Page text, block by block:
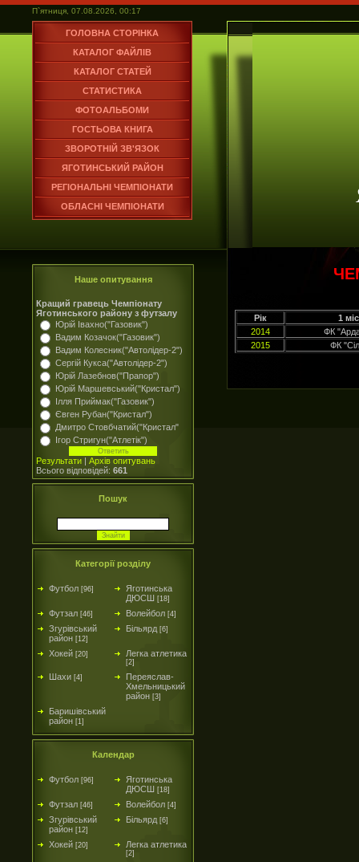
П`ятниця, 07.08.2026, 00:17
ГОЛОВНА СТОРІНКА
КАТАЛОГ ФАЙЛІВ
КАТАЛОГ СТАТЕЙ
СТАТИСТИКА
ФОТОАЛЬБОМИ
ГОСТЬОВА КНИГА
ЗВОРОТНІЙ ЗВ'ЯЗОК
ЯГОТИНСЬКИЙ РАЙОН
РЕГІОНАЛЬНІ ЧЕМПІОНАТИ
ОБЛАСНІ ЧЕМПІОНАТИ
Наше опитування
Кращий гравець Чемпіонату
Яготинського району з футзалу
Юрій Івахно("Газовик")
Вадим Козачок("Газовик")
Вадим Колесник("Автолідер-2")
Сергій Кукса("Автолідер-2")
Юрій Лазебнов("Прапор")
Юрій Маршевський("Кристал")
Ілля Приймак("Газовик")
Євген Рубан("Кристал")
Дмитро Стовбчатий("Кристал"
Ігор Стригун("Атлетік")
Результати | Архів опитувань
Всього відповідей: 661
Пошук
Категорії розділу
Футбол [96]
Яготинська
ДЮСШ [18]
Футзал [46] Волейбол [4]
Згурівський
район [12]
Більярд [6]
Хокей [20] Легка атлетика
[2]
Шахи [4]
Переяслав-
Хмельницький
район [3]
Баришівський
район [1]
Календар
Футбол [96]
Яготинська
ДЮСШ [18]
Футзал [46] Волейбол [4]
Згурівський
район [12]
Більярд [6]
Хокей [20] Легка атлетика
[2]
Рік
1
2014
ФК
2015
ФК